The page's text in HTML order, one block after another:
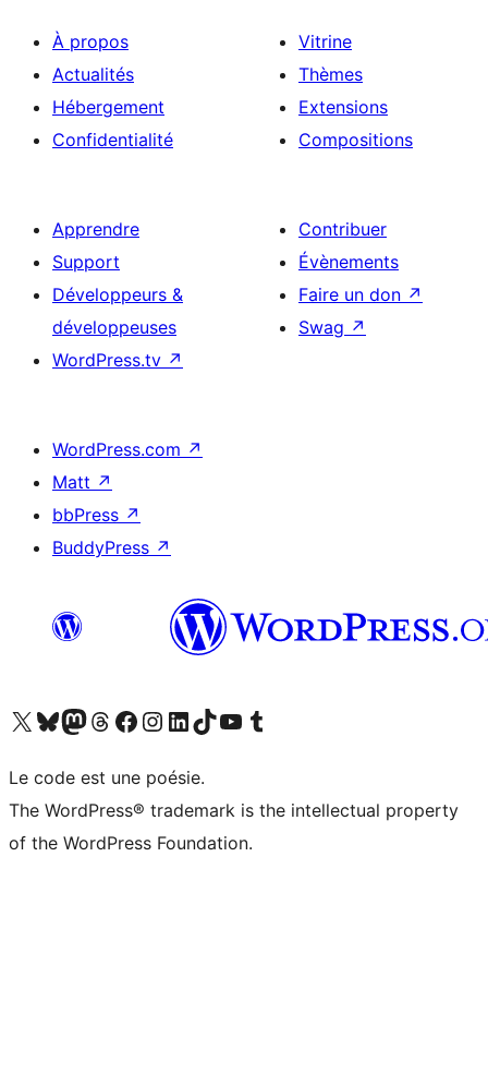
À propos
Actualités
Hébergement
Confidentialité
Vitrine
Thèmes
Extensions
Compositions
Apprendre
Support
Développeurs &
développeuses
WordPress.tv ↗
Contribuer
Évènements
Faire un don ↗
Swag ↗
WordPress.com ↗
Matt ↗
bbPress ↗
BuddyPress ↗
Visitez notre compte X (précédemment Twitter)
Visiter notre compte Bluesky
Visiter notre compte Mastodon
Visiter notre compte Threads
Consulter notre compte Facebook
Consulter notre compte Instagram
Consulter notre compte LinkedIn
Visiter notre compte TokTok
Visiter notre chaîne YouTube
Visiter notre compte Tumblr
Le code est une poésie.
The WordPress® trademark is the intellectual property
of the WordPress Foundation.